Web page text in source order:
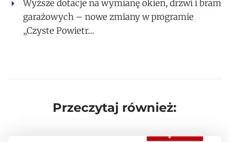
Wyższe dotacje na wymianę okien, drzwi i bram
garażowych – nowe zmiany w programie
„Czyste Powietr…
Przeczytaj również: